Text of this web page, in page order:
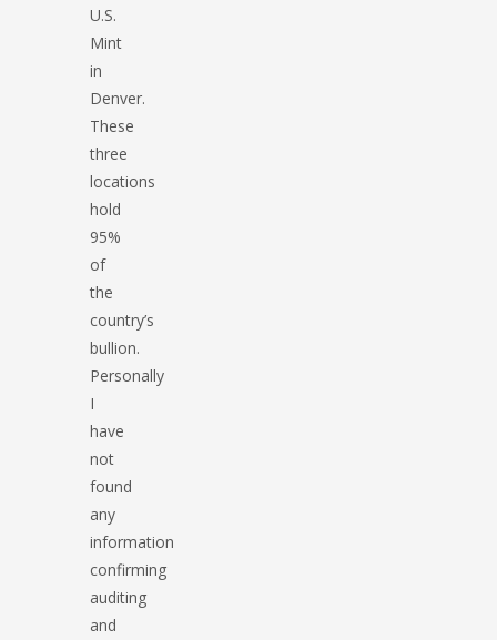
U.S.
Mint
in
Denver.
These
three
locations
hold
95%
of
the
country’s
bullion.
Personally
I
have
not
found
any
information
confirming
auditing
and